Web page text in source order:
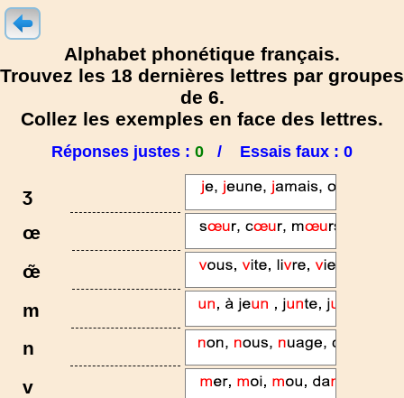
Alphabet phonétique français.
Trouvez les 18 dernières lettres par groupes
de 6.
Collez les exemples en face des lettres.
Réponses justes : 0 / Essais faux : 0
ʒ
œ
œ̃
m
n
v